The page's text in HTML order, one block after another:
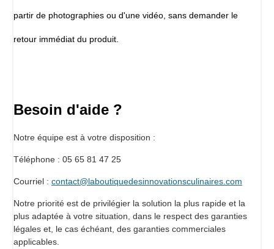
partir de photographies ou d'une vidéo, sans demander le
retour immédiat du produit.
Besoin d'aide ?
Notre équipe est à votre disposition :
Téléphone : 05 65 81 47 25
Courriel : contact@laboutiquedesinnovationsculinaires.com
Notre priorité est de privilégier la solution la plus rapide et la
plus adaptée à votre situation, dans le respect des garanties
légales et, le cas échéant, des garanties commerciales
applicables.